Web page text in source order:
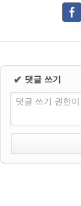
✔ 댓글 쓰기
댓글 쓰기 권한